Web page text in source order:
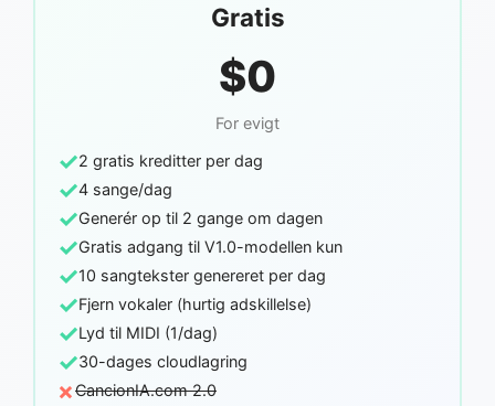
Gratis
$0
For evigt
✓2 gratis kreditter per dag
✓4 sange/dag
✓Generér op til 2 gange om dagen
✓Gratis adgang til V1.0-modellen kun
✓10 sangtekster genereret per dag
✓Fjern vokaler (hurtig adskillelse)
✓Lyd til MIDI (1/dag)
✓30-dages cloudlagring
×CancionIA.com 2.0